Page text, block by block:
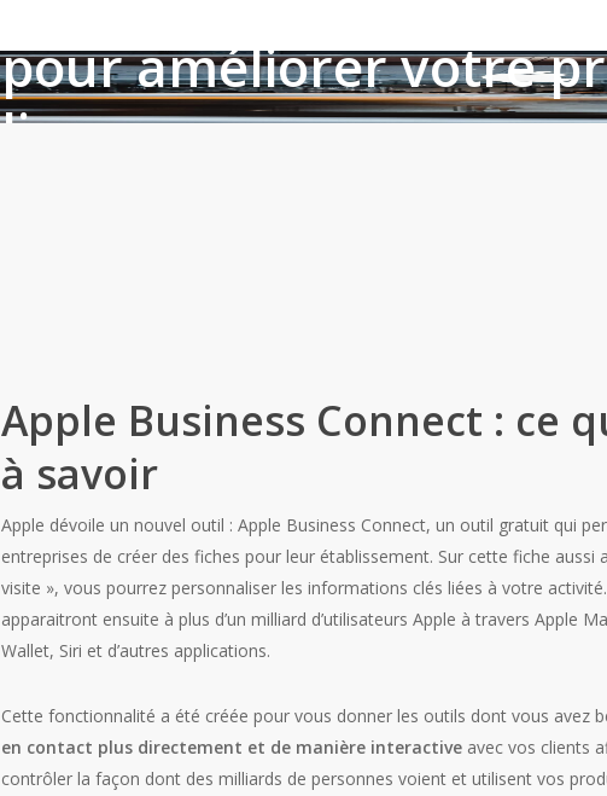
pour améliorer votre
ligne
Apple Business Connect : ce
à savoir
Apple dévoile un nouvel outil : Apple Business Connect, un outil gratuit qui
entreprises de créer des fiches pour leur établissement. Sur cette fiche aussi
visite », vous pourrez personnaliser les informations clés liées à votre
apparaitront ensuite à plus d’un milliard d’utilisateurs Apple à travers Apple
Wallet, Siri et d’autres applications.
Cette fonctionnalité a été créée pour vous donner les outils dont vous avez
en contact plus directement et de manière interactive avec vos clients
contrôler la façon dont des milliards de personnes voient et utilisent vos